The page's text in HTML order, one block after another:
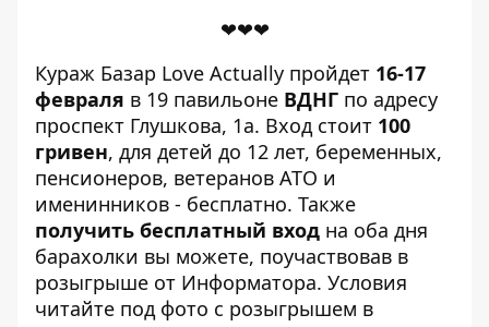
❤❤❤
Кураж Базар Love Actually пройдет 16-17
февраля в 19 павильоне ВДНГ по адресу
проспект Глушкова, 1а. Вход стоит 100
гривен, для детей до 12 лет, беременных,
пенсионеров, ветеранов АТО и
именинников - бесплатно. Также
получить бесплатный вход на оба дня
барахолки вы можете, поучаствовав в
розыгрыше от Информатора. Условия
читайте под фото с розыгрышем в